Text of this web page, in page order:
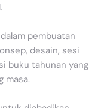
pembuatan
desain, sesi
buku tahunan yang
masa.